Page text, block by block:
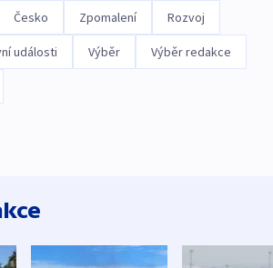
Česko Zpomalení Rozvoj
události Výběr Výběr redakce